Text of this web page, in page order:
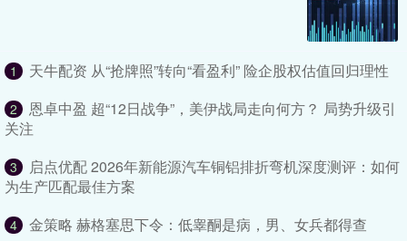
1 天牛配资 从“抢牌照”转向“看盈利” 险企股权估值回归理性
2
恩卓中盈 超“12日战争”，美伊战局走向何方？ 局势升级引
关注
3
启点优配 2026年新能源汽车铜铝排折弯机深度测评：如何
为生产匹配最佳方案
4 金策略 赫格塞思下令：低睾酮是病，男、女兵都得查